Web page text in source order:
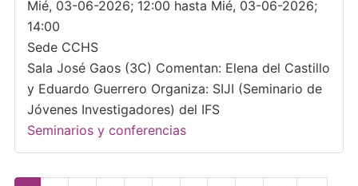
Mié, 03-06-2026; 12:00 hasta Mié, 03-06-2026;
14:00
Sede CCHS
Sala José Gaos (3C) Comentan: Elena del Castillo
y Eduardo Guerrero Organiza: SIJI (Seminario de
Jóvenes Investigadores) del IFS
Seminarios y conferencias
Paginación